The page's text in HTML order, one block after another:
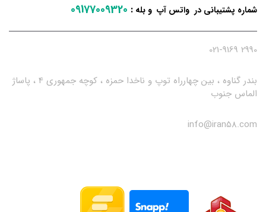
شماره پشتیبانی در واتس آپ و بله :
09177009320
2990 021-9169
بندر گناوه ، بین چهارراه توپ و ناخدا حمزه ، کوچه جمهوری 4 ، پاساژ
الماس جنوب
info@iran58.com